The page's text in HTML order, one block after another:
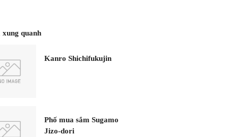
quanh
Kanro Shichifukujin
Phố mua sắm Sugamo
Jizo-dori